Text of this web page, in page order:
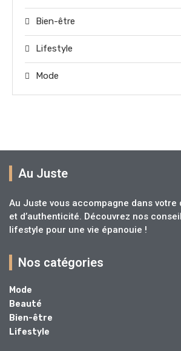
Bien-être
Lifestyle
Mode
Au Juste
Au Juste vous accompagne dans votre
et d’authenticité. Découvrez nos
lifestyle pour une vie épanouie !
Nos catégories
Mode
Beauté
Bien-être
Lifestyle